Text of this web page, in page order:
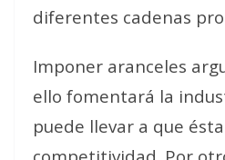
diferentes cadenas
Imponer aranceles
ello fomentará la
puede llevar a que